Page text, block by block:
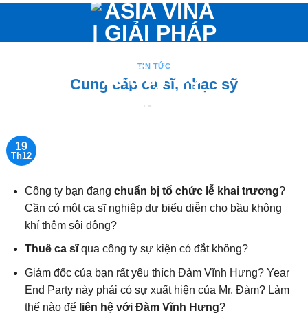
nội
TIN TỨC
Cung cấp ca sĩ, nhạc sỹ
19
Th12
Công ty bạn đang chuẩn bị tổ chức lễ khai trương?
Cần có một ca sĩ nghiệp dư biểu diễn cho bầu không
khí thêm sôi động?
Thuê ca sĩqua công ty sự kiện có đắt không?
Giám đốc của bạn rất yêu thích Đàm Vĩnh Hưng? Year
End Party này phải có sự xuất hiện của Mr. Đàm? Làm
thế nào để liên hệ với Đàm Vĩnh Hưng?